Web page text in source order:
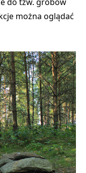
do tzw. grobów
można oglądać